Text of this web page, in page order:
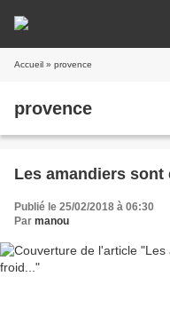
Accueil » provence
provence
Les amandiers
Publié le 25/02/2018 à 06:30
Par manou